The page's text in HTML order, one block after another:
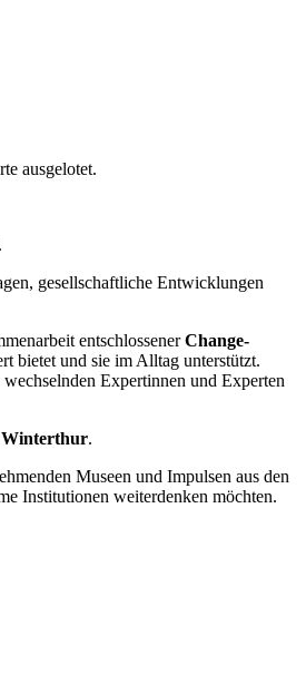
ausgelotet.
gesellschaftliche Entwicklungen
entschlossenerChange-
bietet und sie im Alltag unterstützt.
Expertinnen und Experten
Winterthur.
Museen und Impulsen aus den
Institutionen weiterdenken möchten.